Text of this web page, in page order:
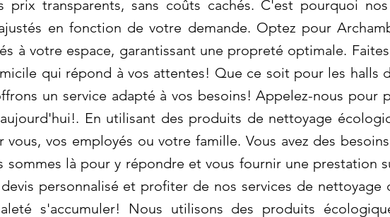
prix transparents, sans coûts cachés. C'est pourquoi
en fonction de votre demande. Optez pour
à votre espace, garantissant une propreté optimale.
qui répond à vos attentes! Que ce soit pour les halls
un service adapté à vos besoins! Appelez-nous pour
En utilisant des produits de nettoyage
vous, vos employés ou votre famille. Vous avez des
sommes là pour y répondre et vous fournir une prestation
personnalisé et profiter de nos services de nettoyage
s'accumuler! Nous utilisons des produits